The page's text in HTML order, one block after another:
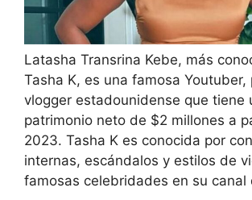
Latasha Transrina Kebe, más
Tasha K, es una famosa
vlogger estadounidense que tiene
patrimonio neto de $2 millones a
2023. Tasha K es conocida por
internas, escándalos y estilos de
famosas celebridades en su canal